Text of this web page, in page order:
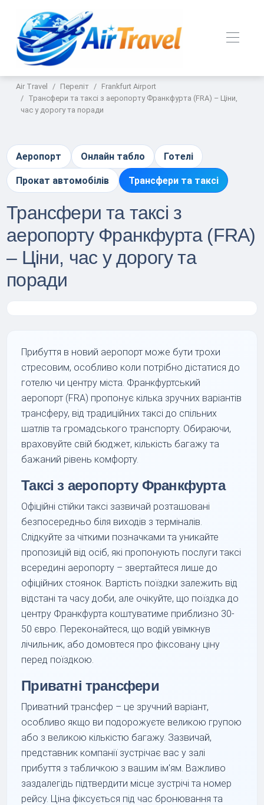
Air Travel Переліт
Frankfurt Airport
Трансфери та таксі з аеропорту Франкфурта (FRA) – Ціни,
час у дорогу та поради
Аеропорт Онлайн табло Готелі
Прокат автомобілів Трансфери та таксі
Трансфери та таксі з
аеропорту Франкфурта (FRA)
– Ціни, час у дорогу та
поради
Прибуття в новий аеропорт може бути трохи
стресовим, особливо коли потрібно дістатися до
готелю чи центру міста. Франкфуртський
аеропорт (FRA) пропонує кілька зручних варіантів
трансферу, від традиційних таксі до спільних
шатлів та громадського транспорту. Обираючи,
враховуйте свій бюджет, кількість багажу та
бажаний рівень комфорту.
Таксі з аеропорту Франкфурта
Офіційні стійки таксі зазвичай розташовані
безпосередньо біля виходів з терміналів.
Слідкуйте за чіткими позначками та уникайте
пропозицій від осіб, які пропонують послуги таксі
всередині аеропорту – звертайтеся лише до
офіційних стоянок. Вартість поїздки залежить від
відстані та часу доби, але очікуйте, що поїздка до
центру Франкфурта коштуватиме приблизно 30-
50 євро. Переконайтеся, що водій увімкнув
лічильник, або домовтеся про фіксовану ціну
перед поїздкою.
Приватні трансфери
Приватний трансфер – це зручний варіант,
особливо якщо ви подорожуєте великою групою
або з великою кількістю багажу. Зазвичай,
представник компанії зустрічає вас у залі
прибуття з табличкою з вашим ім'ям. Важливо
заздалегідь підтвердити місце зустрічі та номер
рейсу. Ціна фіксується під час бронювання та